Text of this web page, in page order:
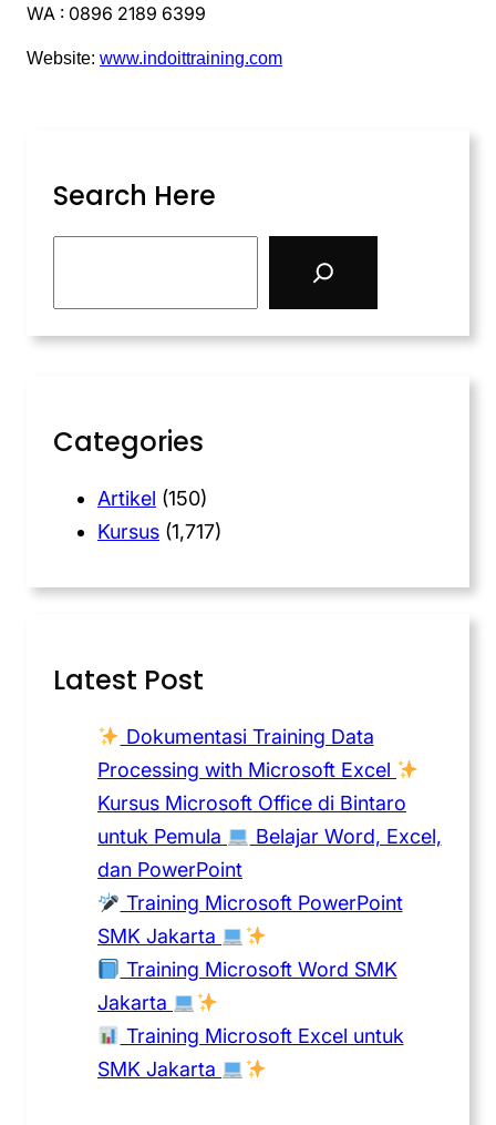
WA : 0896 2189 6399
Website: www.indoittraining.com
Search Here
Categories
Artikel (150)
Kursus (1,717)
Latest Post
Dokumentasi Training Data
Processing with Microsoft Excel
Kursus Microsoft Office di Bintaro
untuk Pemula
Belajar Word, Excel,
dan PowerPoint
Training Microsoft PowerPoint
SMK Jakarta
Training Microsoft Word SMK
Jakarta
Training Microsoft Excel untuk
SMK Jakarta